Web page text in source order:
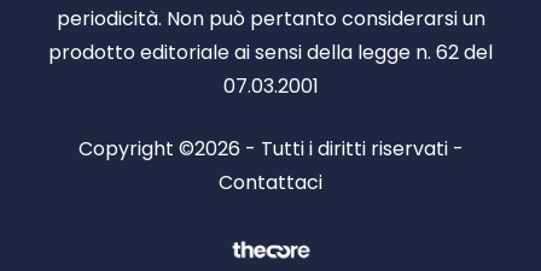
periodicità. Non può pertanto considerarsi un
prodotto editoriale ai sensi della legge n. 62 del
07.03.2001
Copyright ©2026 - Tutti i diritti riservati -
Contattaci